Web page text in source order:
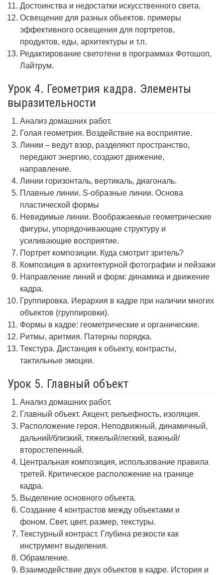
Достоинства и недостатки искусственного света.
Освещение для разных объектов. примеры
эффективного освещения для портретов,
продуктов, еды, архитектуры и т.п.
Редактирование светотени в программах Фотошоп,
Лайтрум.
Урок 4. Геометрия кадра. Элементы
выразительности
Анализ домашних работ.
Голая геометрия. Воздействие на восприятие.
Линии – ведут взор, разделяют пространство,
передают энергию, создают движение,
направление.
Линии горизонталь, вертикаль, диагональ.
Плавные линии. S-образные линии. Основа
пластической формы
Невидимые линии. Воображаемые геометрические
фигуры, упорядочивающие структуру и
усиливающие восприятие.
Портрет композиции. Куда смотрит зритель?
Композиция в архитектурной фотографии и пейзажи
Направление линий и форм: динамика и движение
кадра.
Группировка. Иерархия в кадре при наличии многих
объектов (группировки).
Формы в кадре: геометрические и органические.
Ритмы, аритмия. Патерны порядка.
Текстура. Дистанция к объекту, контрасты,
тактильные эмоции.
Урок 5. Главный объект
Анализ домашних работ.
Главный объект. Акцент, рельефность, изоляция.
Расположение героя. Неподвижный, динамичный,
дальний/близкий, тяжелый/легкий, важный/
второстепенный.
Центральная композиция, использование правила
третей. Критическое расположение на границе
кадра.
Выделение основного объекта.
Создание 4 контрастов между объектами и
фоном. Свет, цвет, размер, текстуры.
Текстурный контраст. Глубина резкости как
инструмент выделения.
Обрамление.
Взаимодействие двух объектов в кадре. История и